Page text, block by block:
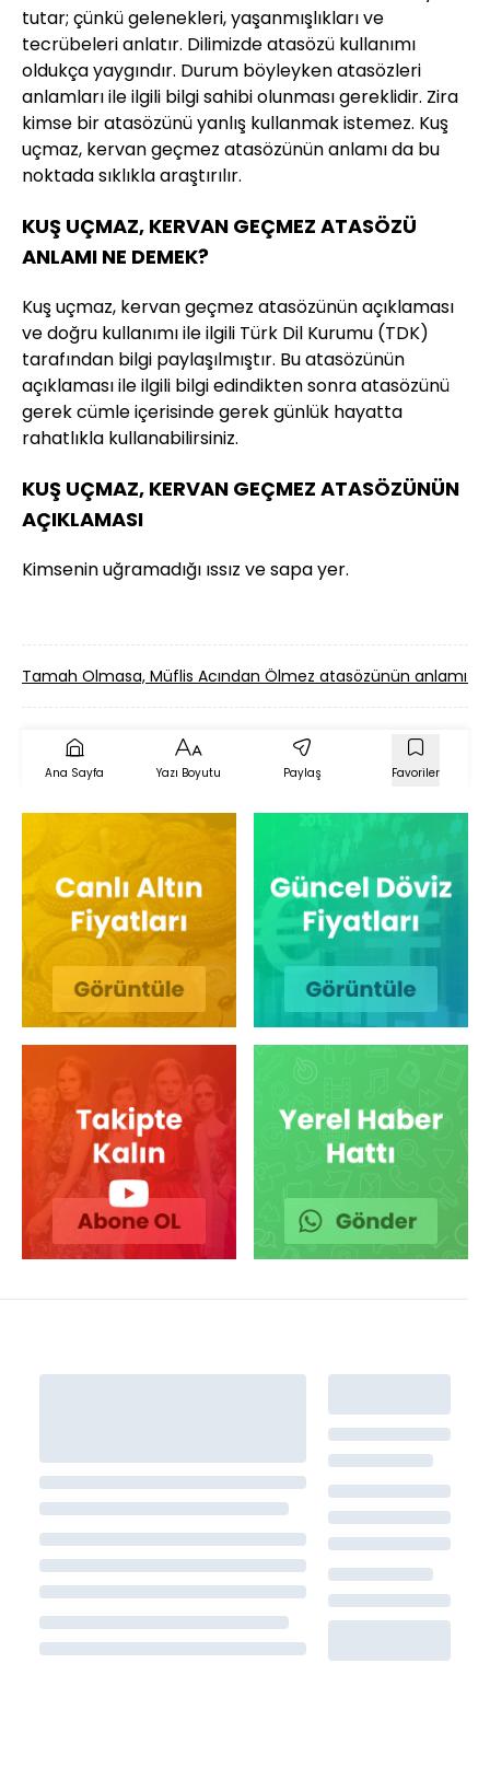
tutar; çünkü gelenekleri, yaşanmışlıkları ve
tecrübeleri anlatır. Dilimizde atasözü kullanımı
oldukça yaygındır. Durum böyleyken atasözleri
anlamları ile ilgili bilgi sahibi olunması gereklidir. Zira
kimse bir atasözünü yanlış kullanmak istemez. Kuş
uçmaz, kervan geçmez atasözünün anlamı da bu
noktada sıklıkla araştırılır.
KUŞ UÇMAZ, KERVAN GEÇMEZ ATASÖZÜ
ANLAMI NE DEMEK?
Kuş uçmaz, kervan geçmez atasözünün açıklaması
ve doğru kullanımı ile ilgili Türk Dil Kurumu (TDK)
tarafından bilgi paylaşılmıştır. Bu atasözünün
açıklaması ile ilgili bilgi edindikten sonra atasözünü
gerek cümle içerisinde gerek günlük hayatta
rahatlıkla kullanabilirsiniz.
KUŞ UÇMAZ, KERVAN GEÇMEZ ATASÖZÜNÜN
AÇIKLAMASI
Kimsenin uğramadığı ıssız ve sapa yer.
Tamah Olmasa, Müflis Acından Ölmez atasözünün anlamı
Ana Sayfa Yazı Boyutu Paylaş Favoriler